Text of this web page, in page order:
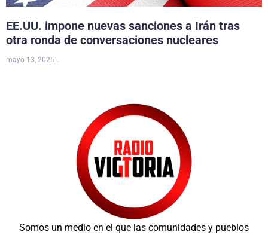
EE.UU. impone nuevas sanciones a Irán tras
otra ronda de conversaciones nucleares
mayo 13, 2025
Somos un medio en el que las comunidades y pueblos